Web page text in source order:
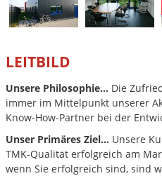
LEITBILD
Unsere Philosophie... Die
immer im Mittelpunkt unserer
Know-How-Partner bei der
Unser Primäres Ziel... Unsere
TMK-Qualität erfolgreich am
wenn Sie erfolgreich sind, sind